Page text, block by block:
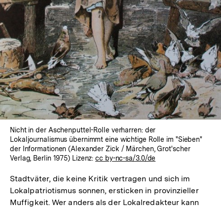
Nicht in der Aschenputtel-Rolle verharren: der
Lokaljournalismus übernimmt eine wichtige Rolle im "Sieben"
der Informationen (Alexander Zick / Märchen, Grot'scher
Verlag, Berlin 1975) Lizenz:cc by-nc-sa/3.0/de
Stadtväter, die keine Kritik vertragen und sich im
Lokalpatriotismus sonnen, ersticken in provinzieller
Muffigkeit. Wer anders als der Lokalredakteur kann